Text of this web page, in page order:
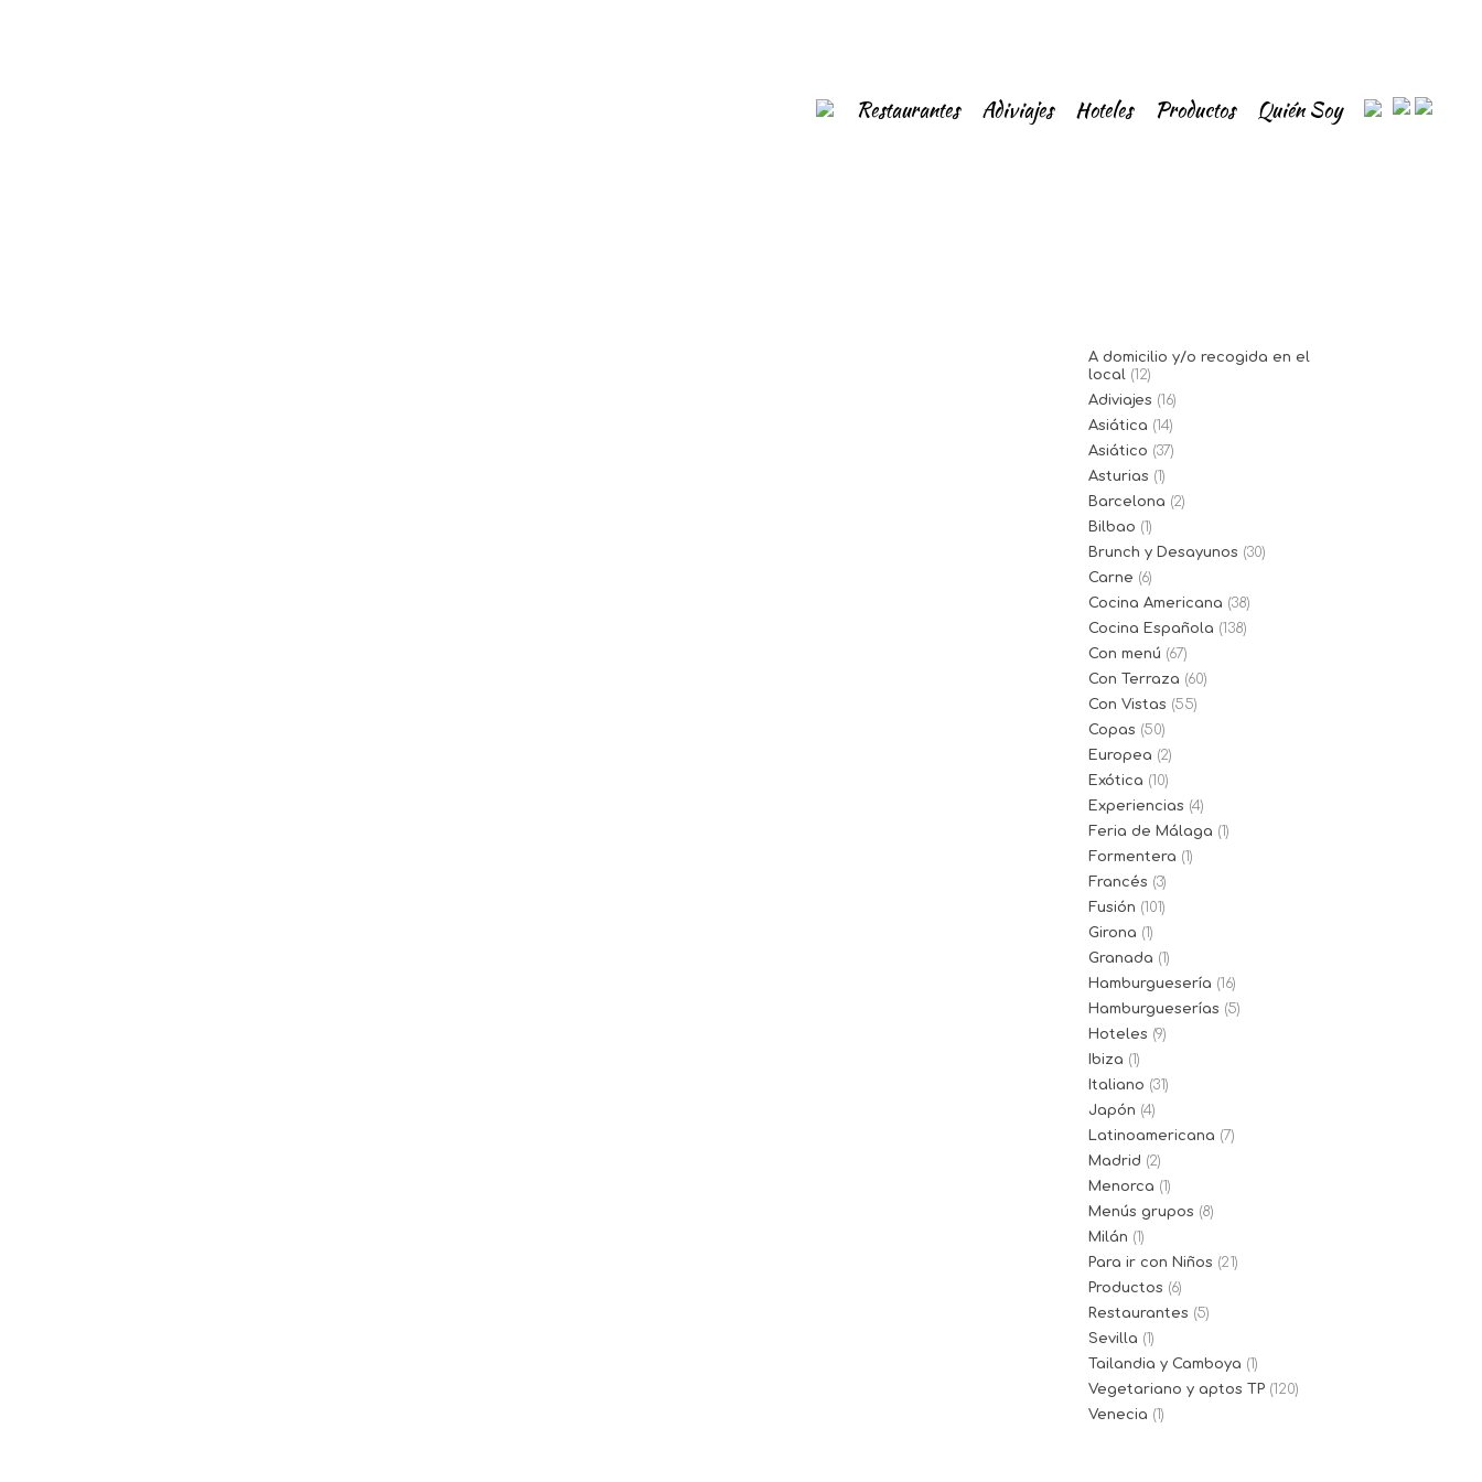
Restaurantes Adiviajes Hoteles Productos Quién Soy
A domicilio y/o recogida en el
local (12)
Adiviajes (16)
Asiática (14)
Asiático (37)
Asturias (1)
Barcelona (2)
Bilbao (1)
Brunch y Desayunos (30)
Carne (6)
Cocina Americana (38)
Cocina Española (138)
Con menú (67)
Con Terraza (60)
Con Vistas (55)
Copas (50)
Europea (2)
Exótica (10)
Experiencias (4)
Feria de Málaga (1)
Formentera (1)
Francés (3)
Fusión (101)
Girona (1)
Granada (1)
Hamburguesería (16)
Hamburgueserías (5)
Hoteles (9)
Ibiza (1)
Italiano (31)
Japón (4)
Latinoamericana (7)
Madrid (2)
Menorca (1)
Menús grupos (8)
Milán (1)
Para ir con Niños (21)
Productos (6)
Restaurantes (5)
Sevilla (1)
Tailandia y Camboya (1)
Vegetariano y aptos TP (120)
Venecia (1)